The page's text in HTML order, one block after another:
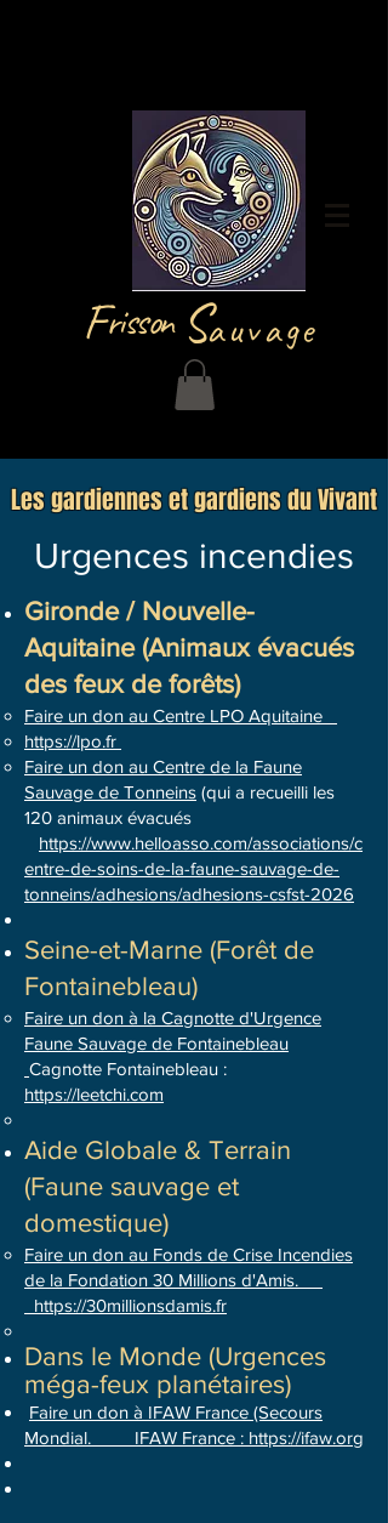
Frisson auvage
Log In
S
Les gardiennes et gardiens du Vivant
Urgences incendies
Gironde / Nouvelle-
Aquitaine (Animaux évacués
des feux de forêts)
Faire un don au Centre LPO Aquitaine
https://lpo.fr
Faire un don au Centre de la Faune
Sauvage de Tonneins (qui a recueilli les
120 animaux évacués
https://www.helloasso.com/associations/c
entre-de-soins-de-la-faune-sauvage-de-
tonneins/adhesions/adhesions-csfst-2026
Seine-et-Marne (Forêt de
Fontainebleau)
Faire un don à la Cagnotte d'Urgence
Faune Sauvage de Fontainebleau
Cagnotte Fontainebleau :
https://leetchi.com
Aide Globale & Terrain
(Faune sauvage et
domestique)
Faire un don au Fonds de Crise Incendies
de la Fondation 30 Millions d'Amis.
https://30millionsdamis.fr
Dans le Monde (Urgences
méga-feux planétaires)
Faire un don à IFAW France (Secours
Mondial. IFAW France : https://ifaw.org